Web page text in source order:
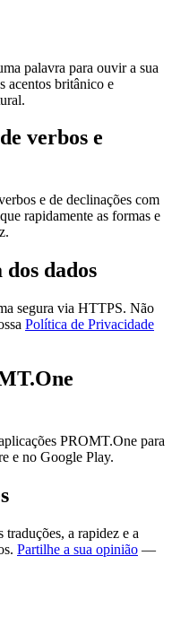
palavra para ouvir a sua
acentos britânico e
verbos e
e de declinações com
rapidamente as formas e
dados
segura via HTTPS. Não
Política de Privacidade
PROMT.One para
e no Google Play.
a rapidez e a
Partilhe a sua opinião —